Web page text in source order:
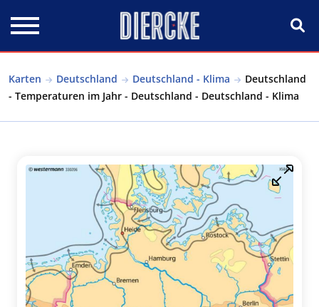
Karten Deutschland Deutschland - Klima
Deutschland
- Temperaturen im Jahr - Deutschland - Deutschland - Klima